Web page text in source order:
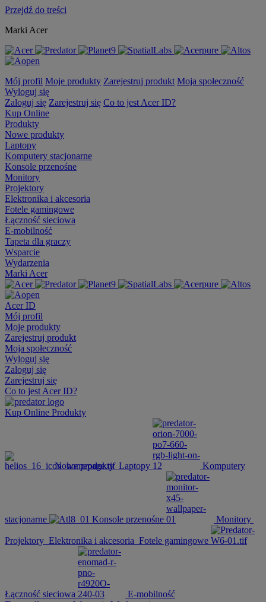
Przejdź do treści
Marki Acer
Mój profil Moje produkty Zarejestruj produkt Moja społeczność
Wyloguj się
Zaloguj się Zarejestruj się Co to jest Acer ID?
Kup Online
Produkty
Nowe produkty
Laptopy
Komputery stacjonarne
Konsole przenośne
Monitory
Projektory
Elektronika i akcesoria
Fotele gamingowe
Łączność sieciowa
E-mobilność
Tapeta dla graczy
Wsparcie
Wydarzenia
Marki Acer
Acer ID
Mój profil
Moje produkty
Zarejestruj produkt
Moja społeczność
Wyloguj się
Zaloguj się
Zarejestruj się
Co to jest Acer ID?
Kup Online Produkty
Nowe produkty Laptopy Komputery
stacjonarne Konsole przenośne Monitory
Projektory Elektronika i akcesoria Fotele gamingowe
Łączność sieciowa
E-mobilność